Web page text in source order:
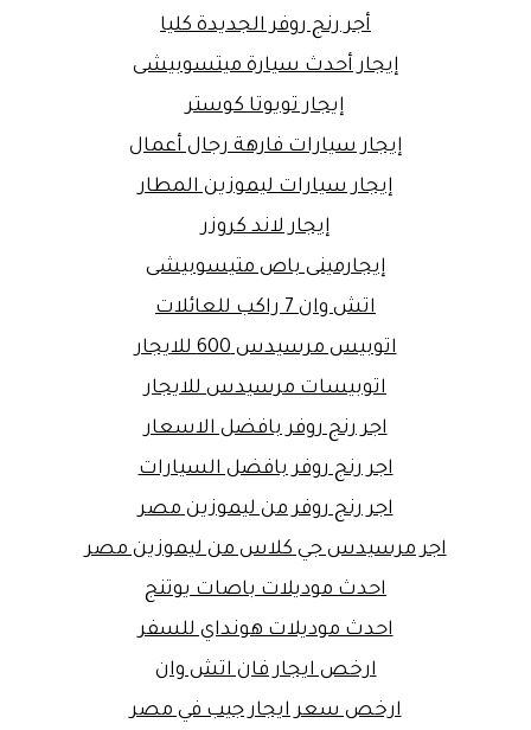
أجر رنج روفر الجديدة كليا
إيجار أحدث سيارة ميتسوبيشى
إيجار تويوتا كوستر
إيجار سيارات فارهة رجال أعمال
إيجار سيارات ليموزين المطار
إيجار لاند كروزر
إيجارمينى باص متيسوبيشى
اتش وان 7 راكب للعائلات
اتوبيس مرسيدس 600 للايجار
اتوبيسات مرسيدس للايجار
اجر رنج روفر بافضل الاسعار
اجر رنج روفر بافضل السيارات
اجر رنج روفر من ليموزين مصر
اجر مرسيدس جي كلاس من ليموزين مصر
احدث موديلات باصات يوتنج
احدث موديلات هونداي للسفر
ارخص ايجار فان اتش وان
ارخص سعر ايجار جيب في مصر